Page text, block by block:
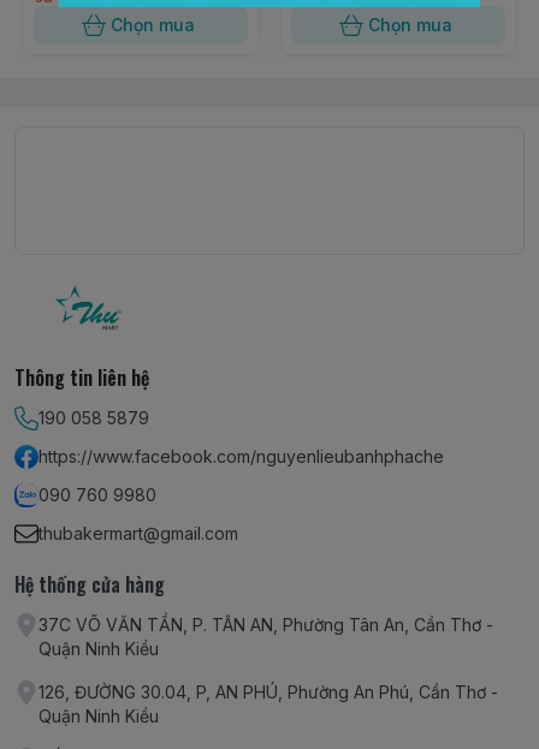
Chọn mua Chọn mua
Thông tin liên hệ
190 058 5879
https://www.facebook.com/nguyenlieubanhphache
090 760 9980
thubakermart@gmail.com
Hệ thống cửa hàng
37C VÕ VĂN TẦN, P. TÂN AN, Phường Tân An, Cần Thơ -
Quận Ninh Kiều
126, ĐƯỜNG 30.04, P, AN PHÚ, Phường An Phú, Cần Thơ -
Quận Ninh Kiều